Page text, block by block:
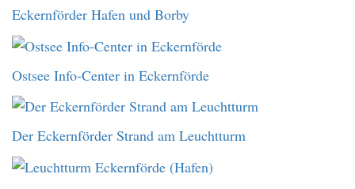
Eckernförder Hafen und Borby
Ostsee Info-Center in Eckernförde
Der Eckernförder Strand am Leuchtturm